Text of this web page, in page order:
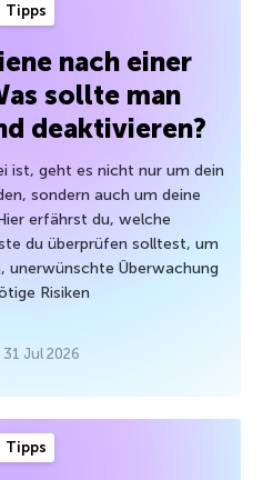
Tipps
nach einer
sollte man
deaktivieren?
ist, geht es nicht nur um dein
sondern auch um deine
erfährst du, welche
du überprüfen solltest, um
unerwünschte Überwachung
Risiken
31 Jul 2026
Tipps